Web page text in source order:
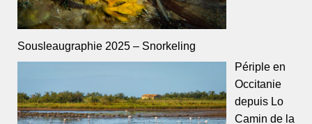
Sousleaugraphie 2025 – Snorkeling
Périple en
Occitanie
depuis Lo
Camin de la